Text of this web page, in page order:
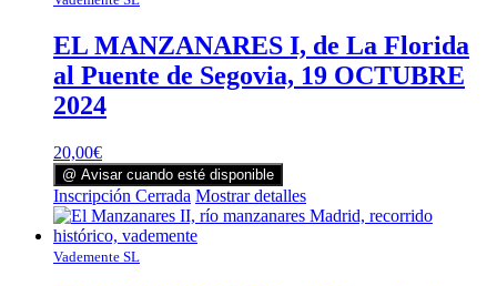
EL MANZANARES I, de La Florida
al Puente de Segovia, 19 OCTUBRE
2024
20,00€
@ Avisar cuando esté disponible
Inscripción Cerrada Mostrar detalles
Vademente SL